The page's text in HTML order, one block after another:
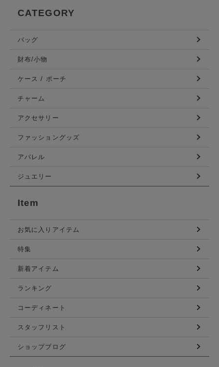
CATEGORY
バッグ
財布/小物
ケース / ポーチ
チャーム
アクセサリー
ファッショングッズ
アパレル
ジュエリー
Item
お気に入りアイテム
特集
新着アイテム
ランキング
コーディネート
スタッフリスト
ショップブログ